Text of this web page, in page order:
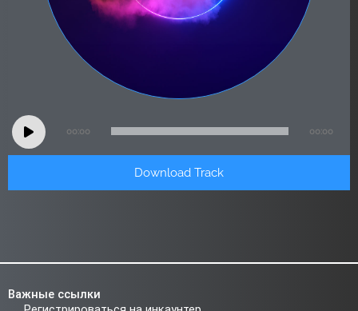
00:00 00:00
Download Track
Важные ссылки